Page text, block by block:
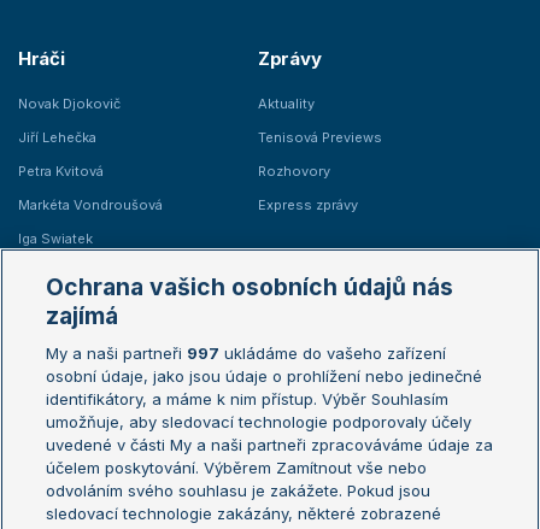
Hráči
Novak Djokovič
Jiří Lehečka
Petra Kvitová
Markéta Vondroušová
Iga Swiatek
Zprávy
Aktuality
Tenisová Previews
Rozhovory
Express zprávy
Žebříčky
Žebříček ATP (muži)
Žebříček WTA (ženy)
Sázkařský žebříček
Australian Open
French Open
Wimbledon
US Open
Turnaj mistrů
Turnaj mistryň
Ochrana vašich osobních údajů nás
zajímá
My a naši partneři 997 ukládáme do vašeho zařízení
osobní údaje, jako jsou údaje o prohlížení nebo jedinečné
identifikátory, a máme k nim přístup. Výběr Souhlasím
umožňuje, aby sledovací technologie podporovaly účely
uvedené v části My a naši partneři zpracováváme údaje za
účelem poskytování. Výběrem Zamítnout vše nebo
odvoláním svého souhlasu je zakážete. Pokud jsou
sledovací technologie zakázány, některé zobrazené